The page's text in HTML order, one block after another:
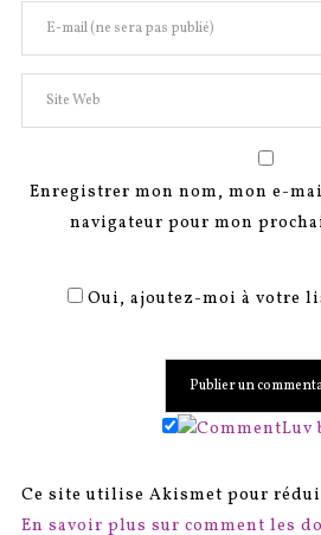
Enregistrer mon nom, mon e-
navigateur pour mon
Oui, ajoutez-moi à votre
Ce site utilise Akismet pour
En savoir plus sur comment les